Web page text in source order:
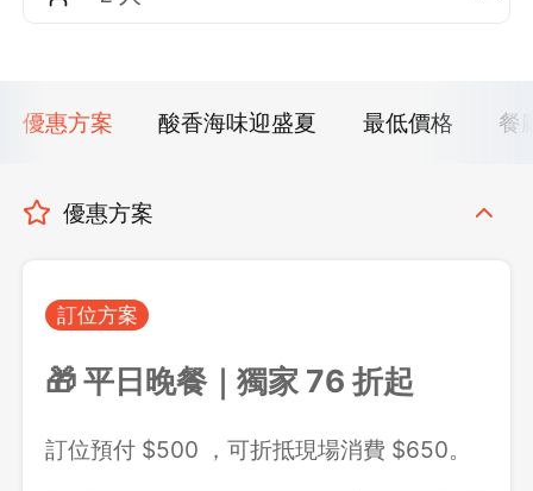
優惠方案 酸香海味迎盛夏 最低價格 餐
優惠方案
訂位方案
🎁 平日晚餐｜獨家 76 折起
訂位預付 $500 ，可折抵現場消費 $650。